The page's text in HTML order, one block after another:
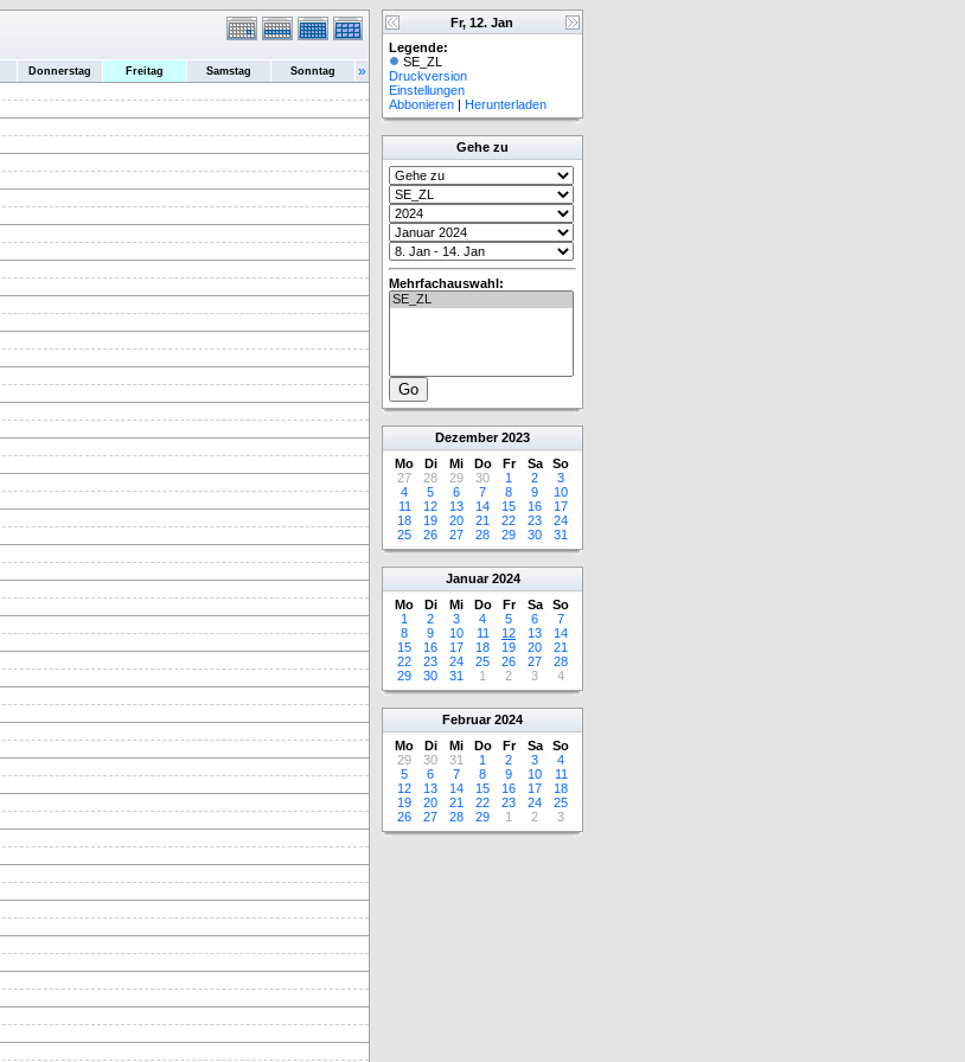
Donnerstag Freitag Samstag Sonntag »
Fr, 12. Jan
Legende:
SE_ZL
Druckversion
Einstellungen
Abbonieren | Herunterladen
Gehe zu
Mehrfachauswahl:
Dezember 2023
Mo
Di Mi Do Fr Sa
So
27
28 29 30 1 2
3
4
5 6 7 8 9
10
11
12 13 14 15 16
17
18
19 20 21 22 23
24
25
26 27 28 29 30 31
Januar 2024
Mo
Di Mi Do Fr Sa
So
1
2 3 4 5 6
7
8
9 10 11 12 13
14
15
16 17 18 19 20
21
22
23 24 25 26 27
28
29
30 31 1 2 3 4
Februar 2024
Mo
Di Mi Do Fr Sa
So
29
30 31 1 2 3
4
5
6 7 8 9 10
11
12
13 14 15 16 17
18
19
20 21 22 23 24
25
26
27 28 29 1 2 3